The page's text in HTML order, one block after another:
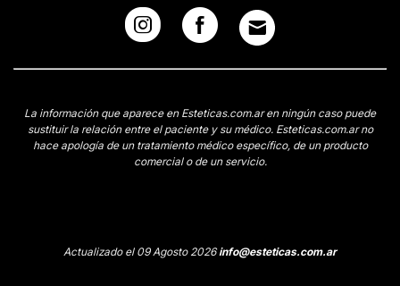
La información que aparece en Esteticas.com.ar en ningún caso puede
sustituir la relación entre el paciente y su médico. Esteticas.com.ar no
hace apología de un tratamiento médico específico, de un producto
comercial o de un servicio.
Actualizado el 09 Agosto 2026info@esteticas.com.ar